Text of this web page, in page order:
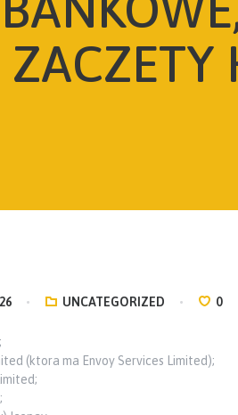
ZACZETY
UNCATEGORIZED 0
(ktora ma Envoy Services Limited);